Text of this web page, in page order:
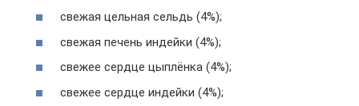
свежая цельная сельдь (4%);
свежая печень индейки (4%);
свежее сердце цыплёнка (4%);
свежее сердце индейки (4%);